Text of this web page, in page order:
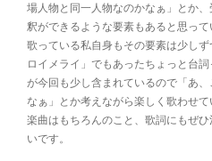
場人物と同一人物なのかなぁ」とか
釈ができるような要素もあると思って
歌っている私自身もその要素は少し
ロイメライ」でもあったちょっと台
が今回も少し含まれているので「あ
なぁ」とか考えながら楽しく歌わせて
楽曲はもちろんのこと、歌詞にもぜ
いです。